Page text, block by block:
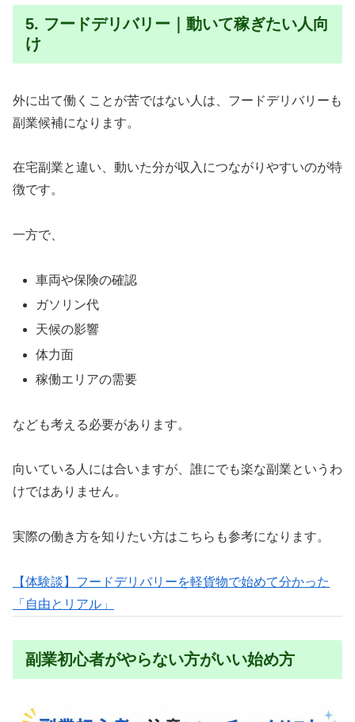
5. フードデリバリー｜動いて稼ぎたい人向
け
外に出て働くことが苦ではない人は、フードデリバリーも
副業候補になります。
在宅副業と違い、動いた分が収入につながりやすいのが特
徴です。
一方で、
車両や保険の確認
ガソリン代
天候の影響
体力面
稼働エリアの需要
なども考える必要があります。
向いている人には合いますが、誰にでも楽な副業というわ
けではありません。
実際の働き方を知りたい方はこちらも参考になります。
【体験談】フードデリバリーを軽貨物で始めて分かった
「自由とリアル」
副業初心者がやらない方がいい始め方